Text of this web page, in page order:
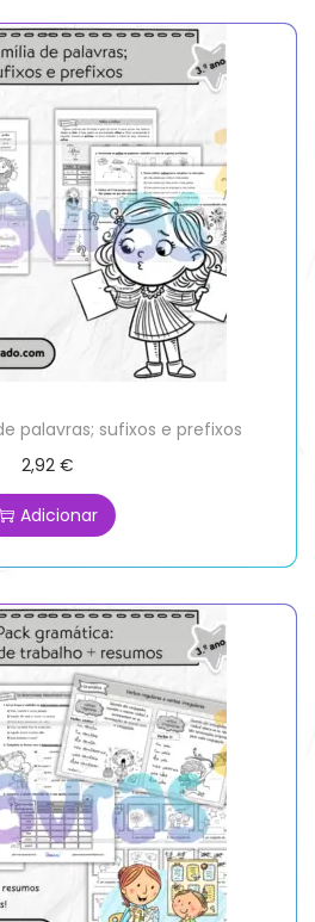
palavras; sufixos e prefixos
2,92 €
Adicionar